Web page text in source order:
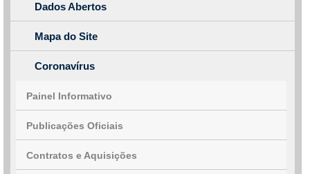
Dados Abertos
Mapa do Site
Coronavírus
Painel Informativo
Publicações Oficiais
Contratos e Aquisições